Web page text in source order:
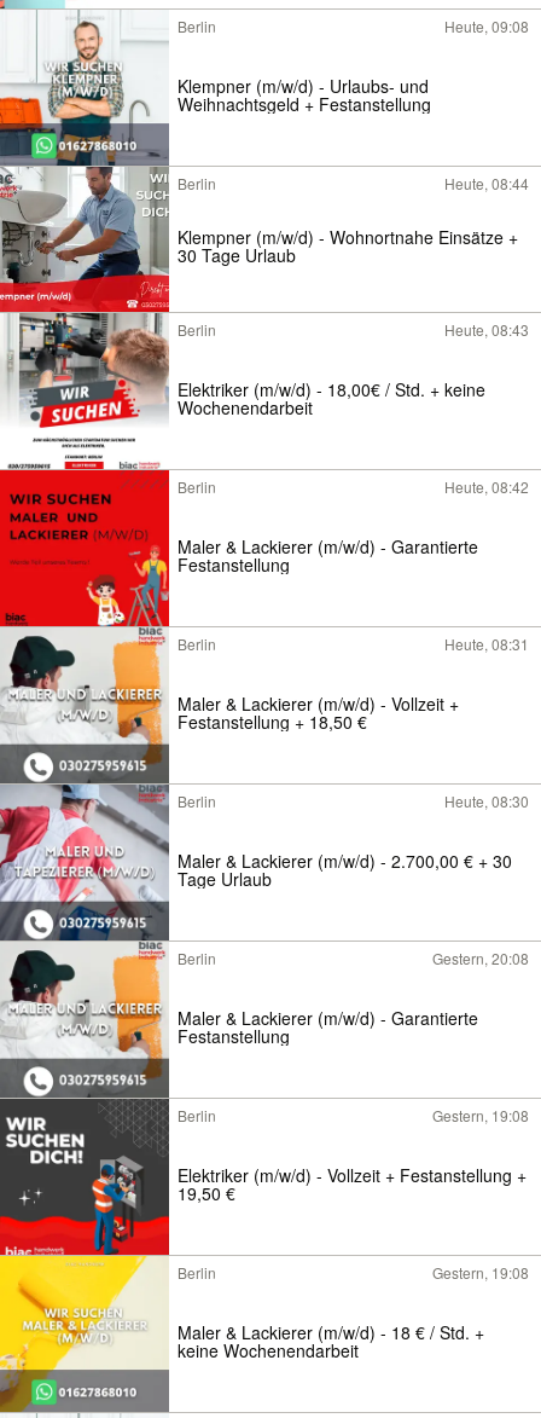
Berlin Heute, 09:08
Klempner (m/w/d) - Urlaubs- und
Weihnachtsgeld + Festanstellung
Berlin Heute, 08:44
Klempner (m/w/d) - Wohnortnahe Einsätze +
30 Tage Urlaub
Berlin Heute, 08:43
Elektriker (m/w/d) - 18,00€ / Std. + keine
Wochenendarbeit
Berlin Heute, 08:42
Maler & Lackierer (m/w/d) - Garantierte
Festanstellung
Berlin Heute, 08:31
Maler & Lackierer (m/w/d) - Vollzeit +
Festanstellung + 18,50 €
Berlin Heute, 08:30
Maler & Lackierer (m/w/d) - 2.700,00 € + 30
Tage Urlaub
Berlin Gestern, 20:08
Maler & Lackierer (m/w/d) - Garantierte
Festanstellung
Berlin Gestern, 19:08
Elektriker (m/w/d) - Vollzeit + Festanstellung +
19,50 €
Berlin Gestern, 19:08
Maler & Lackierer (m/w/d) - 18 € / Std. +
keine Wochenendarbeit